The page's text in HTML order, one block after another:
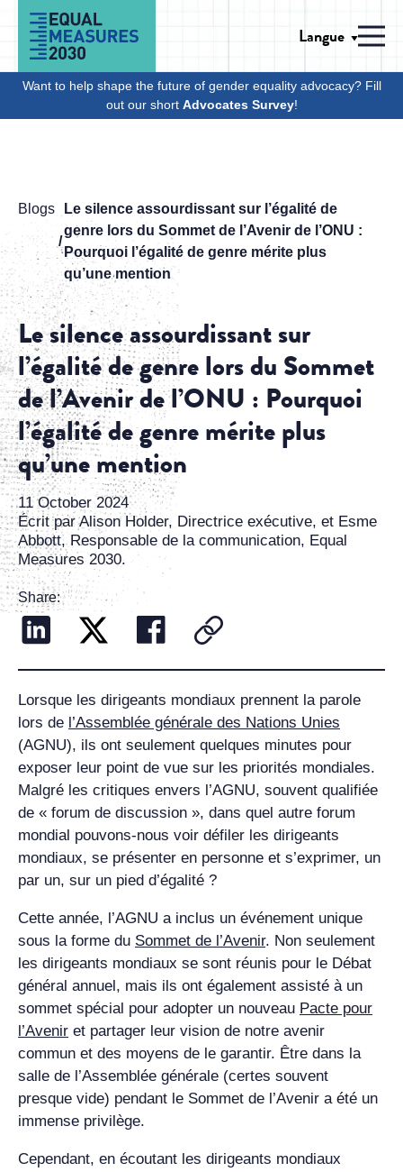
Skip to Content
Langue
Want to help shape the future of gender equality advocacy? Fill
out our short Advocates Survey!
Blogs
Le silence assourdissant sur l’égalité de
genre lors du Sommet de l’Avenir de l’ONU :
Pourquoi l’égalité de genre mérite plus
qu’une mention
Le silence assourdissant sur
l’égalité de genre lors du Sommet
de l’Avenir de l’ONU : Pourquoi
l’égalité de genre mérite plus
qu’une mention
11 October 2024
Écrit par Alison Holder, Directrice exécutive, et Esme
Abbott, Responsable de la communication, Equal
Measures 2030.
Share:
Lorsque les dirigeants mondiaux prennent la parole
lors de l’Assemblée générale des Nations Unies
(AGNU), ils ont seulement quelques minutes pour
exposer leur point de vue sur les priorités mondiales.
Malgré les critiques envers l’AGNU, souvent qualifiée
de « forum de discussion », dans quel autre forum
mondial pouvons-nous voir défiler les dirigeants
mondiaux, se présenter en personne et s’exprimer, un
par un, sur un pied d’égalité ?
Cette année, l’AGNU a inclus un événement unique
sous la forme du Sommet de l’Avenir. Non seulement
les dirigeants mondiaux se sont réunis pour le Débat
général annuel, mais ils ont également assisté à un
sommet spécial pour adopter un nouveau Pacte pour
l’Avenir et partager leur vision de notre avenir
commun et des moyens de le garantir. Être dans la
salle de l’Assemblée générale (certes souvent
presque vide) pendant le Sommet de l’Avenir a été un
immense privilège.
Cependant, en écoutant les dirigeants mondiaux